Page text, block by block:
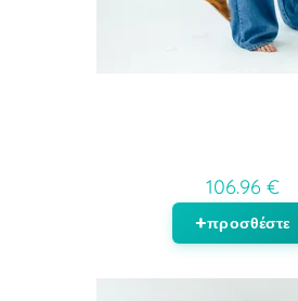
106.96 €
προσθέστε